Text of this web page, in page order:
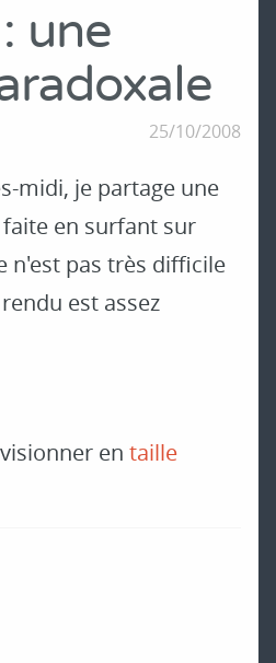
une
25/10/2008
midi, je partage une
en surfant sur
n'est pas très difficile
est assez
en taille